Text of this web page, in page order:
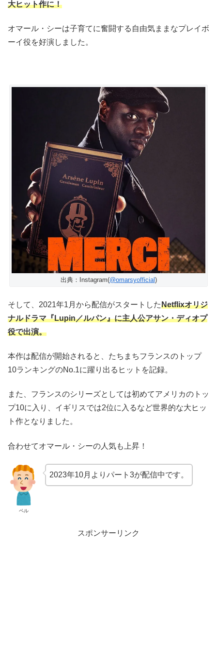
大ヒット作に！
オマール・シーは子育てに奮闘する自由気ままなプレイボ
ーイ役を好演しました。
出典：Instagram(@omarsyofficial)
そして、2021年1月から配信がスタートしたNetflixオリジ
ナルドラマ『Lupin／ルパン』に主人公アサン・ディオプ
役で出演。
本作は配信が開始されると、たちまちフランスのトップ
10ランキングのNo.1に躍り出るヒットを記録。
また、フランスのシリーズとしては初めてアメリカのトッ
プ10に入り、イギリスでは2位に入るなど世界的な大ヒッ
ト作となりました。
合わせてオマール・シーの人気も上昇！
ペル
2023年10月よりパート3が配信中です。
スポンサーリンク